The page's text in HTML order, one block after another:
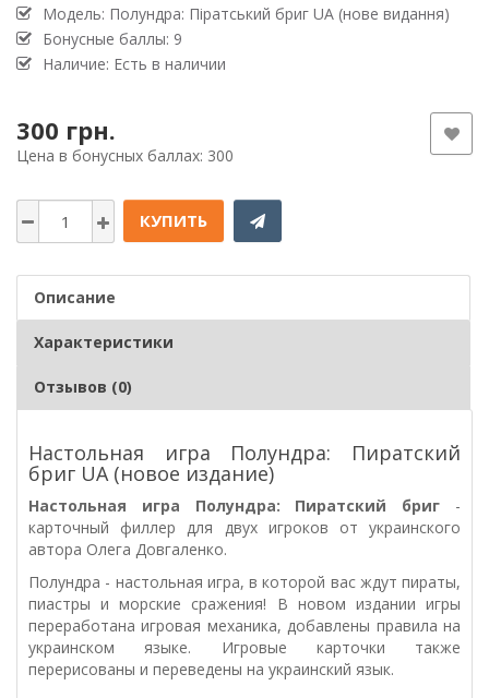
Модель: Полундра: Піратський бриг UA (нове видання)
Бонусные баллы: 9
Наличие: Есть в наличии
300 грн.
Цена в бонусных баллах: 300
КУПИТЬ
Описание
Характеристики
Отзывов (0)
Настольная игра Полундра: Пиратский
бриг UA (новое издание)
Настольная игра Полундра: Пиратский бриг -
карточный филлер для двух игроков от украинского
автора Олега Довгаленко.
Полундра - настольная игра, в которой вас ждут пираты,
пиастры и морские сражения! В новом издании игры
переработана игровая механика, добавлены правила на
украинском языке. Игровые карточки также
перерисованы и переведены на украинский язык.